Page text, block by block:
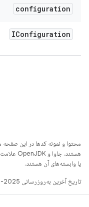
configuration
IConfiguration
محتوا و نمونه کدها در این
یا وابسته‌های آن هستند.
تاریخ آخرین به‌روزرسانی 2025-12-04 به‌وقت ساعت هماهنگ جهانی.